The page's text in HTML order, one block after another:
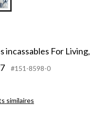
incassables For Living,
#151-8598-0
similaires